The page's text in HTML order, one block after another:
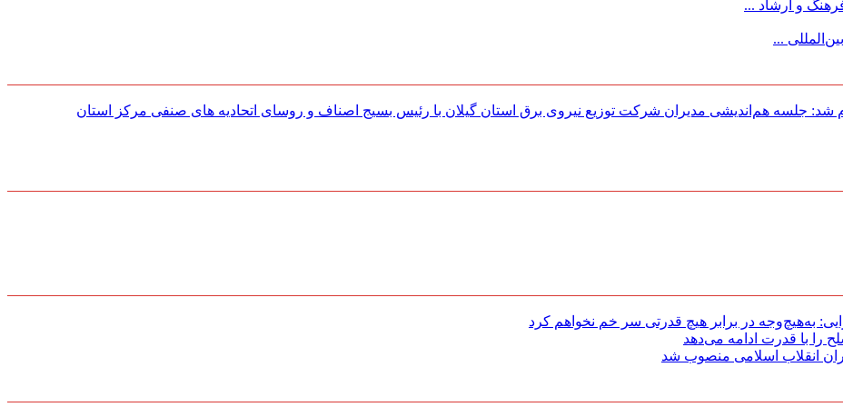
و ارشاد ...
...
جلسه هم‌اندیشی مدیران شركت توزیع نیروی برق استان گیلان با رئیس بسیج اصناف و روسای اتحادیه های صنفی مركز استان
به‌هیچ‌وجه در برابر هیچ قدرتی سر خم نخواهم کرد
را با قدرت ادامه می‌دهد
انقلاب اسلامی منصوب شد